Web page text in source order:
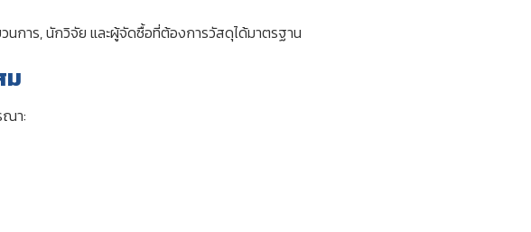
นการ, นักวิจัย และผู้จัดซื้อที่ต้องการวัสดุได้มาตรฐาน
ม
ณา: